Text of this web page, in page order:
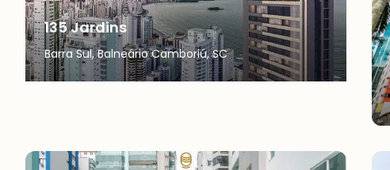
135 Jardins
Barra Sul, Balneário Camboriú, SC